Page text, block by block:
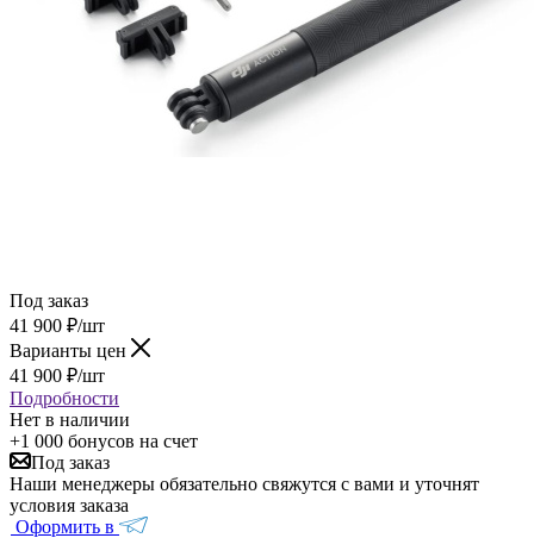
Под заказ
41 900 ₽/шт
Варианты цен
41 900 ₽/шт
Подробности
Нет в наличии
+1 000 бонусов на счет
Под заказ
Наши менеджеры обязательно свяжутся с вами и уточнят
условия заказа
Оформить в